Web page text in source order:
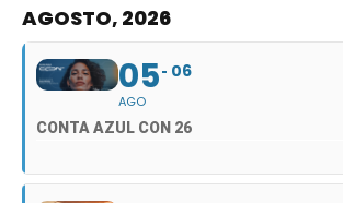
AGOSTO, 2026
05
AGO
06
CONTA AZUL CON 26